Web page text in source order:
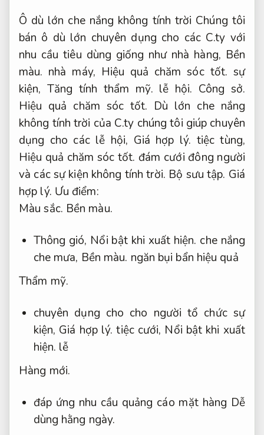
Ô dù lớn che nắng không tính trời Chúng tôi
bán ô dù lớn chuyên dụng cho các C.ty với
nhu cầu tiêu dùng giống như nhà hàng, Bền
màu. nhà máy, Hiệu quả chăm sóc tốt. sự
kiện, Tăng tính thẩm mỹ. lễ hội. Công sở.
Hiệu quả chăm sóc tốt. Dù lớn che nắng
không tính trời của C.ty chúng tôi giúp chuyên
dụng cho các lễ hội, Giá hợp lý. tiệc tùng,
Hiệu quả chăm sóc tốt. đám cưới đông người
và các sự kiện không tính trời. Bộ sưu tập. Giá
hợp lý. Ưu điểm:
Màu sắc. Bền màu.
Thông gió, Nổi bật khi xuất hiện. che nắng
che mưa, Bền màu. ngăn bụi bẩn hiệu quả
Thẩm mỹ.
chuyên dụng cho cho người tổ chức sự
kiện, Giá hợp lý. tiệc cưới, Nổi bật khi xuất
hiện. lễ
Hàng mới.
đáp ứng nhu cầu quảng cáo mặt hàng Dễ
dùng hằng ngày.